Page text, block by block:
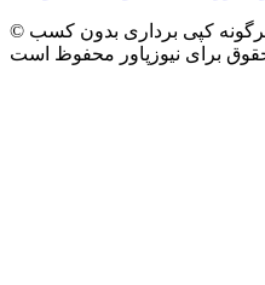
© طراحی و توسعه : نیوزپاور. هرگونه کپی برداری بدون کسب